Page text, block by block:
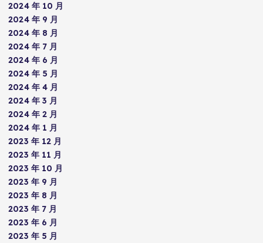
2024 年 10 月
2024 年 9 月
2024 年 8 月
2024 年 7 月
2024 年 6 月
2024 年 5 月
2024 年 4 月
2024 年 3 月
2024 年 2 月
2024 年 1 月
2023 年 12 月
2023 年 11 月
2023 年 10 月
2023 年 9 月
2023 年 8 月
2023 年 7 月
2023 年 6 月
2023 年 5 月